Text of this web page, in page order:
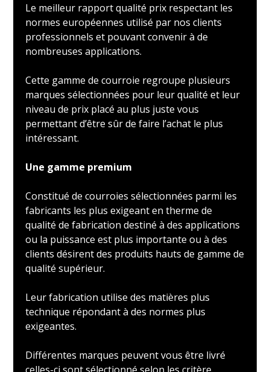
Le meilleur rapport qualité prix respectant les
normes européennes utilisé par nos clients
professionnels et pouvant convenir à de
nombreuses applications.
Cette gamme de courroie regroupe plusieurs
marques sélectionnées pour leur qualité et leur
niveau de prix placé au plus juste vous
permettant d’être sûr de faire l’achat le plus
intéressant.
Une gamme premium
Constitué de courroies sélectionnées parmi les
fabricants les plus exigeant en therme de
qualité de fabrication destiné à des applications
ou la puissance est plus importante ou à des
clients désirent des produits hauts de gamme de
qualité supérieur.
Leur fabrication utilise des matières plus
technique répondant à des normes plus
exigeantes.
Différentes marques peuvent vous être livré